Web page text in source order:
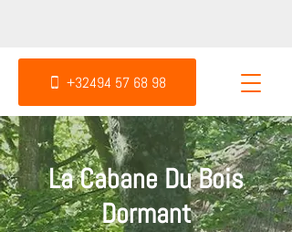
+32494 57 68 98
La Cabane Du Bois
Dormant